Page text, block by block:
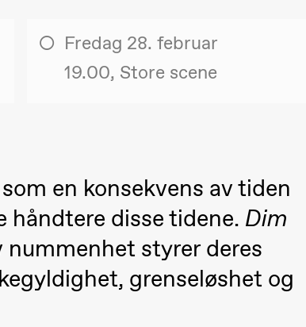
teater)
2026
Roll og
28.–29. august 2026
Boglárka Börcsök
& Andreas Bolm
SUBJOYRIDE
Fredag 28. februar
19.00, Store scene
en konsekvens av tiden
håndtere disse tidene. Dim
nummenhet styrer deres
grenseløshet og